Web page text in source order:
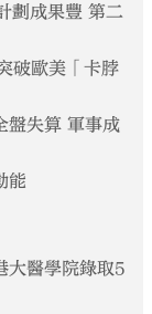
劃成果豐 第二
破歐美「卡脖
盤失算 軍事成
能